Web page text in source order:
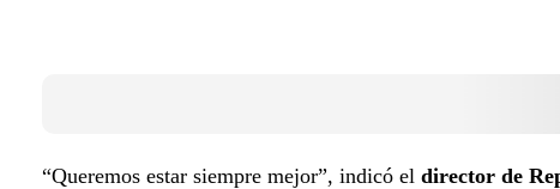
“Queremos estar siempre mejor”, indicó el director de